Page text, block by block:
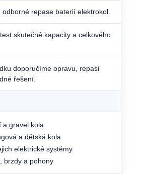
repase baterií elektrokol.
skutečné kapacity a celkového
doporučíme opravu, repasi
řešení.
a gravel kola
a dětská kola
elektrické systémy
brzdy a pohony